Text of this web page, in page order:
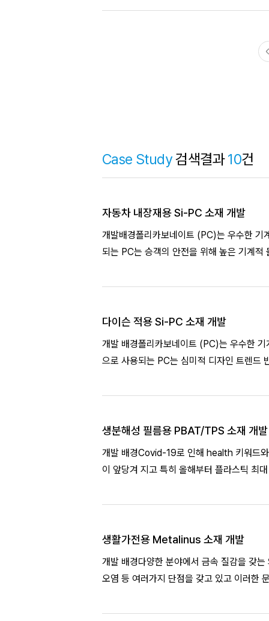
Case Study검색결과10건
자동차 내장재용 Si-PC 소재 개발
개발배경폴리카보네이트 (PC)는 우수한 기
되는 PC는 승객의 안전을 위해 높은 기계적
다이슨 적용 Si-PC 소재 개발
개발 배경폴리카보네이트 (PC)는 우수한
으로 사용되는 PC는 심미적 디자인 트렌드
생분해성 필름용 PBAT/TPS 소재 개발
개발 배경Covid-19로 인해 health 키워드와
이 앞당겨 지고 특히 올해부터 플라스틱 최
생활가전용 Metalinus 소재 개발
개발 배경다양한 분야에서 금속 질감을 갖는 외관을 위해 사출 후 제품 표
오염 등 여러가지 단점을 갖고 있고 이러한